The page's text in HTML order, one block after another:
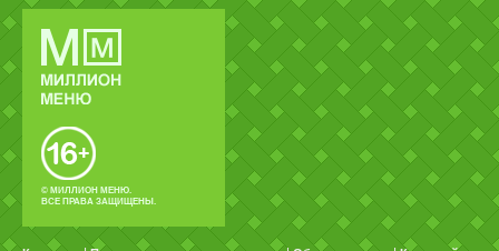
© МИЛЛИОН МЕНЮ.
ВСЕ ПРАВА ЗАЩИЩЕНЫ.